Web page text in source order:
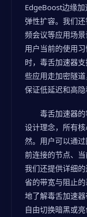
EdgeBoost边缘
弹性扩容。我们
频会议等应用场
用户当前的使用
时，毒舌加速器
些应用走加密隧
保证低延迟和高隐
毒舌加速器
设计理念，所有
然。用户可以通
前连接的节点、当
我们还提供详细
省的带宽与阻止
地了解毒舌加速
自由切换暗黑或